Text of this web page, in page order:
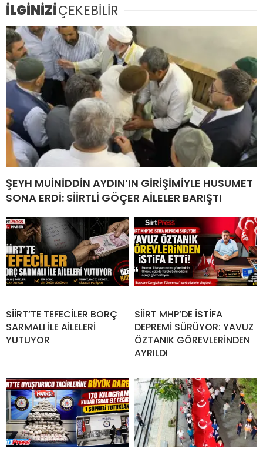
İLGİNİZİÇEKEBİLİR
ŞEYH MUİNİDDİN AYDIN’IN GİRİŞİMİYLE HUSUMET
SONA ERDİ: SİİRTLİ GÖÇER AİLELER BARIŞTI
SİİRT’TE TEFECİLER BORÇ
SARMALI İLE AİLELERİ
YUTUYOR
SİİRT MHP’DE İSTİFA
DEPREMİ SÜRÜYOR: YAVUZ
ÖZTANIK GÖREVLERİNDEN
AYRILDI